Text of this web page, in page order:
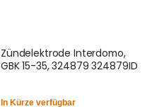
Zündelektrode Interdomo,
GBK 15-35, 324879 324879ID
In Kürze verfügbar